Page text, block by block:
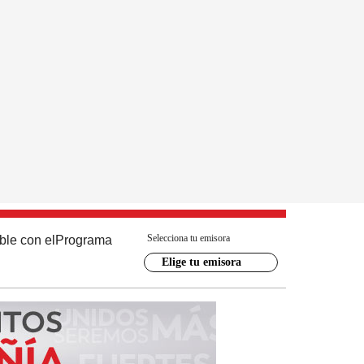
con el Programa Selecciona tu emisora
Elige tu emisora